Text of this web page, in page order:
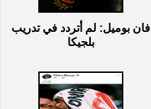
فان بوميل: لم أتردد في تدريب
بلجيكا